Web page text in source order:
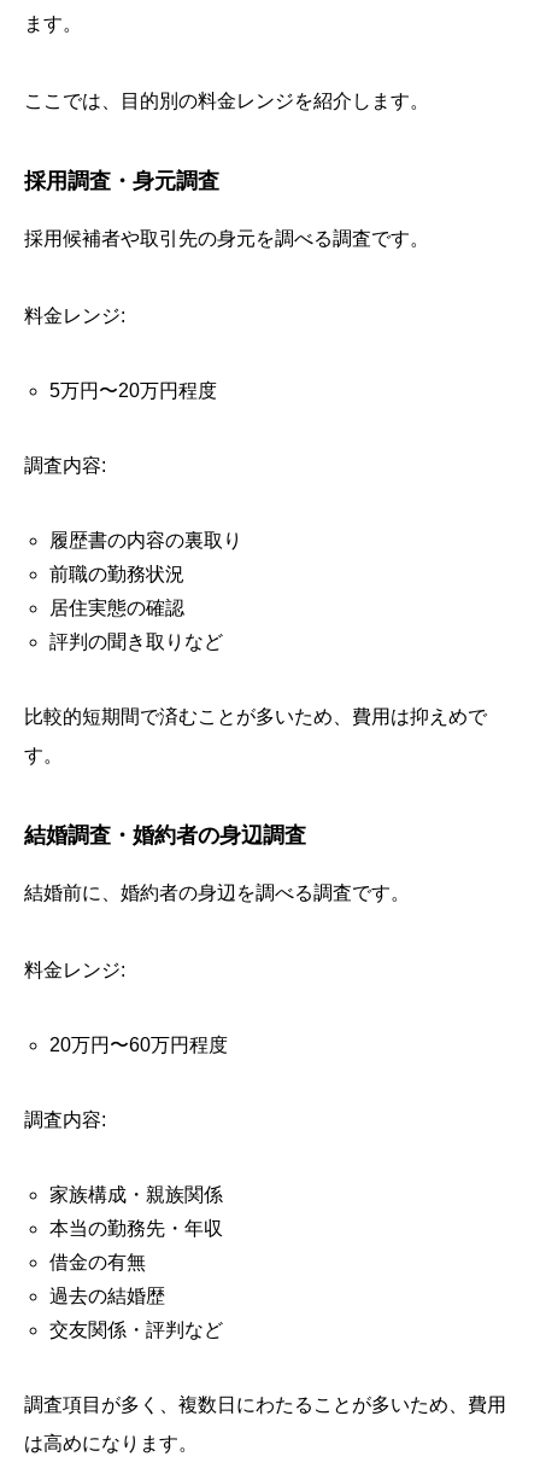
ます。
ここでは、目的別の料金レンジを紹介します。
採用調査・身元調査
採用候補者や取引先の身元を調べる調査です。
料金レンジ:
5万円〜20万円程度
調査内容:
履歴書の内容の裏取り
前職の勤務状況
居住実態の確認
評判の聞き取りなど
比較的短期間で済むことが多いため、費用は抑えめで
す。
結婚調査・婚約者の身辺調査
結婚前に、婚約者の身辺を調べる調査です。
料金レンジ:
20万円〜60万円程度
調査内容:
家族構成・親族関係
本当の勤務先・年収
借金の有無
過去の結婚歴
交友関係・評判など
調査項目が多く、複数日にわたることが多いため、費用
は高めになります。